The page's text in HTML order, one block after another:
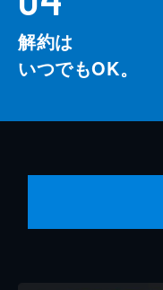
解約は
いつでもOK。